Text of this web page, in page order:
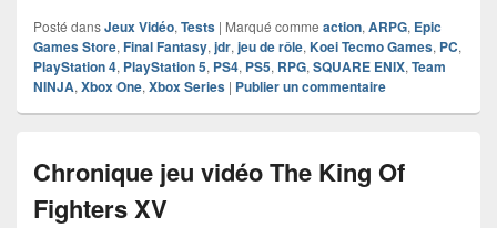
Posté dansJeux Vidéo, Tests | Marqué comme action, ARPG, Epic
Games Store, Final Fantasy, jdr, jeu de rôle, Koei Tecmo Games, PC,
PlayStation 4, PlayStation 5, PS4, PS5, RPG, SQUARE ENIX, Team
NINJA, Xbox One, Xbox Series | Publier un commentaire
Chronique jeu vidéo The King Of
Fighters XV